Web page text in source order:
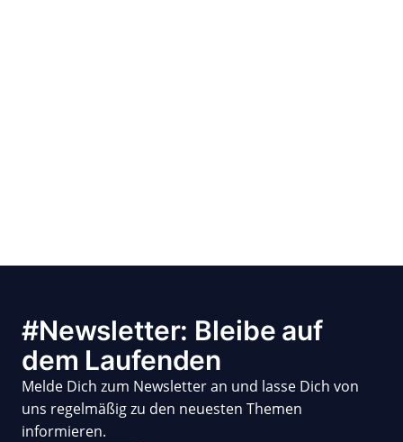
#Newsletter: Bleibe auf
dem Laufenden
Melde Dich zum Newsletter an und lasse Dich von
uns regelmäßig zu den neuesten Themen
informieren.